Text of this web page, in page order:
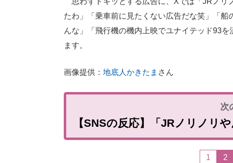
たわ」「乗車前に見たくない広告だな笑」「
んな」「飛行機の機内上映でユナイテッド93
ます。
画像提供： 地底人かきたま さん
【SNSの反応】「JRノリノリ
1 2